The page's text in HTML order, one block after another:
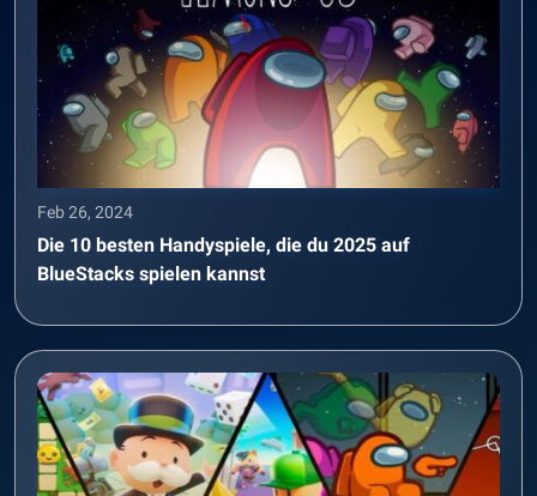
Feb 26, 2024
Die 10 besten Handyspiele, die du 2025 auf
BlueStacks spielen kannst